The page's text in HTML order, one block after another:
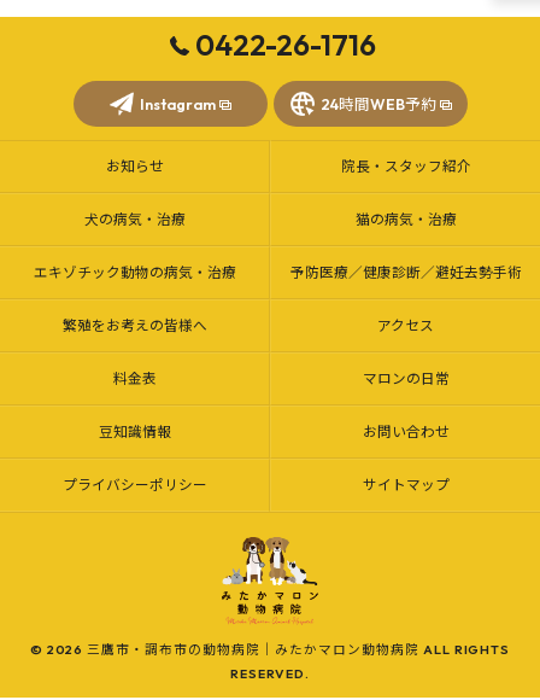
0422-26-1716
Instagram 24時間WEB予約
お知らせ 院長・スタッフ紹介
犬の病気・治療 猫の病気・治療
エキゾチック動物の病気・治療 予防医療／健康診断／避妊去勢手術
繁殖をお考えの皆様へ アクセス
料金表 マロンの日常
豆知識情報 お問い合わせ
プライバシーポリシー サイトマップ
© 2026 三鷹市・調布市の動物病院｜みたかマロン動物病院 ALL RIGHTS
RESERVED.